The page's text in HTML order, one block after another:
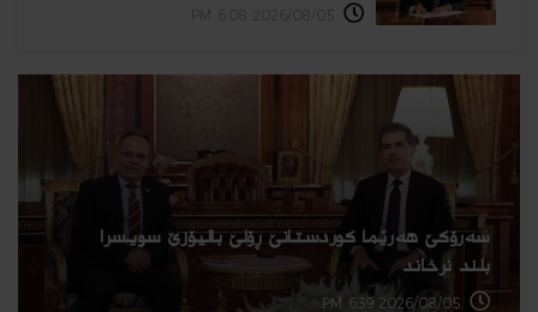
سەرۆکێ هەرێما کوردستانێ ڕۆلێ بالیۆزێ سویسرا
بلند نرخاند